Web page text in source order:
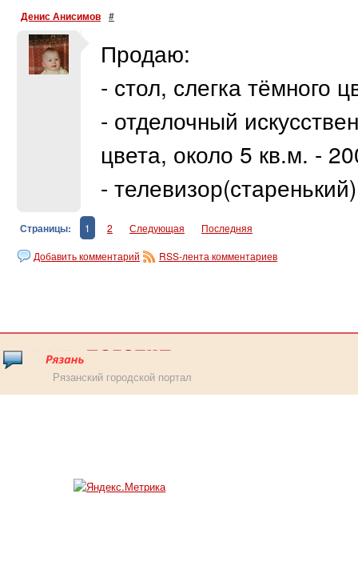
Денис Анисимов #
Продаю:
- стол, слегка тёмного
- отделочный
цвета, около 5 кв.м. -
-
Страницы: 1 2 Следующая Последняя
Добавить комментарий RSS-лента комментариев
Рязанский городской портал